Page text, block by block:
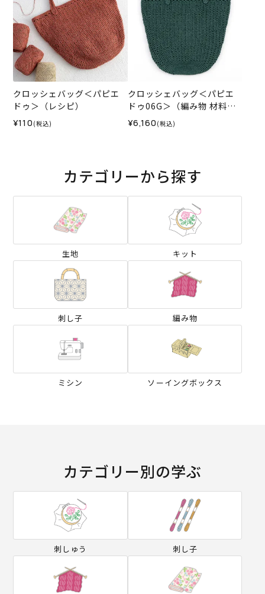
クロッシェバッグ＜パピエ
ドゥ＞（レシピ）
¥110 (税込)
クロッシェバッグ＜パピエ
ドゥ06G＞（編み物 材料セ
ット）
¥6,160 (税込)
カテゴリーから探す
生地 キット
刺し子 編み物
ミシン ソーイングボックス
カテゴリー別の学ぶ
刺しゅう 刺し子